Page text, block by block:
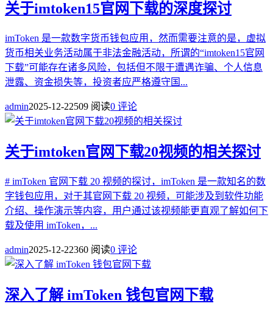
关于imtoken15官网下载的深度探讨
imToken 是一款数字货币钱包应用，然而需要注意的是，虚拟
货币相关业务活动属于非法金融活动，所谓的“imtoken15官网
下载”可能存在诸多风险，包括但不限于遭遇诈骗、个人信息
泄露、资金损失等，投资者应严格遵守国...
admin2025-12-22509 阅读0 评论
关于imtoken官网下载20视频的相关探讨
# imToken 官网下载 20 视频的探讨，imToken 是一款知名的数
字钱包应用，对于其官网下载 20 视频，可能涉及到软件功能
介绍、操作演示等内容，用户通过该视频能更直观了解如何下
载及使用 imToken，...
admin2025-12-22360 阅读0 评论
深入了解 imToken 钱包官网下载